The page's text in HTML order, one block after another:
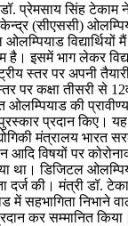
प्रेमसाय सिंह टेकाम
(सीएससी)
विद्यार्थियों मैं
है। इसमें भाग लेकर
स्तर पर अपनी
पर कक्षा तीसरी से
ओलम्पियाड की
प्रदान किए।
मंत्रालय भारत
आदि विषयों पर
था। डिजिटल
दर्ज की। मंत्री डॉ.
सहभागिता निभाने वाले
कर सम्मानित किया।